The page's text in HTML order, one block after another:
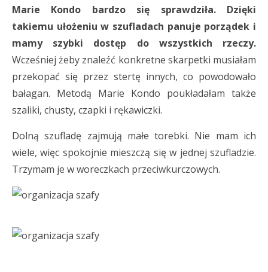
Marie Kondo bardzo się sprawdziła. Dzięki
takiemu ułożeniu w szufladach panuje porządek i
mamy szybki dostęp do wszystkich rzeczy.
Wcześniej żeby znaleźć konkretne skarpetki musiałam
przekopać się przez stertę innych, co powodowało
bałagan. Metodą Marie Kondo poukładałam także
szaliki, chusty, czapki i rękawiczki.
Dolną szufladę zajmują małe torebki. Nie mam ich
wiele, więc spokojnie mieszczą się w jednej szufladzie.
Trzymam je w woreczkach przeciwkurczowych.